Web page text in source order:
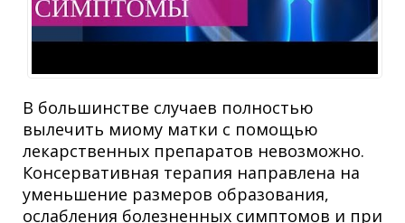
В большинстве случаев полностью
вылечить миому матки с помощью
лекарственных препаратов невозможно.
Консервативная терапия направлена на
уменьшение размеров образования,
ослабления болезненных симптомов и при